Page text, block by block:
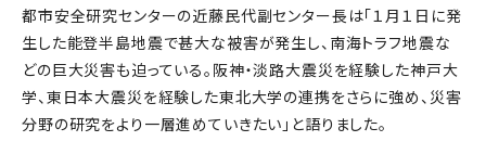
都市安全研究センターの近藤民代副センター長は「１月１日に発
生した能登半島地震で甚大な被害が発生し、南海トラフ地震な
どの巨大災害も迫っている。阪神・淡路大震災を経験した神戸大
学、東日本大震災を経験した東北大学の連携をさらに強め、災害
分野の研究をより一層進めていきたい」と語りました。